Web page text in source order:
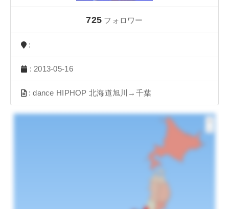
725 フォロワー
:
: 2013-05-16
: dance HIPHOP 北海道旭川→千葉